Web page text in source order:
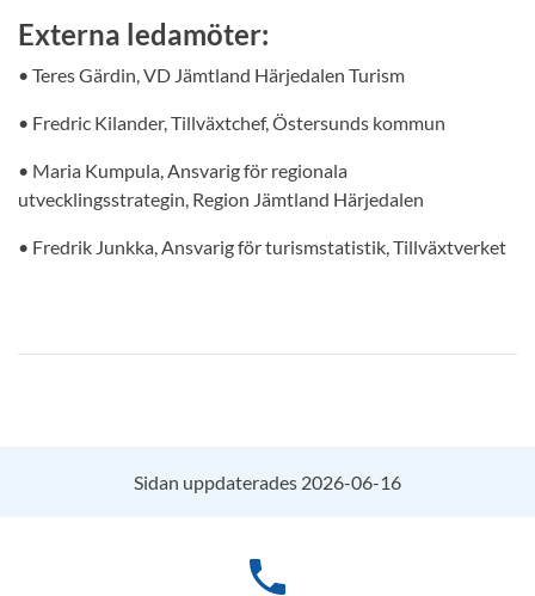
Externa ledamöter:
• Teres Gärdin, VD Jämtland Härjedalen Turism
• Fredric Kilander, Tillväxtchef, Östersunds kommun
• Maria Kumpula, Ansvarig för regionala
utvecklingsstrategin, Region Jämtland Härjedalen
• Fredrik Junkka, Ansvarig för turismstatistik, Tillväxtverket
Sidan uppdaterades 2026-06-16
phone